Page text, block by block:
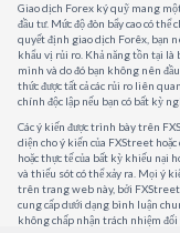
Giao dịch Forex ký quỹ mang
đầu tư. Mức độ đòn bẩy cao có
quyết định giao dịch Forêx, bạn
khẩu vị rủi ro. Khả năng tồn tại là
mình và do đó bạn không nên
thức được tất cả các rủi ro liên
chính độc lập nếu bạn có bất kỳ
Các ý kiến được trình bày trên
diện cho ý kiến của FXStreet
hoặc thực tế của bất kỳ khiếu nại
và thiếu sót có thể xảy ra. Mọi ý
trên trang web này, bởi
cung cấp dưới dạng bình luận
không chấp nhận trách nhiệm